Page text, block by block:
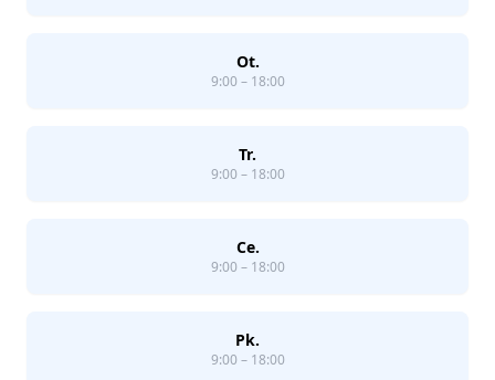
Ot.
9:00 – 18:00
Tr.
9:00 – 18:00
Ce.
9:00 – 18:00
Pk.
9:00 – 18:00